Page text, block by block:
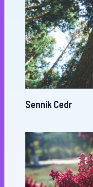
Sennik Cedr